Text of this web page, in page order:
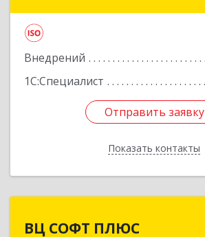
Внедрений
1С:Специалист
Отправить заявку
Показать контакты
Отправить заявку
Назад
ВЦ СОФТ ПЛЮС